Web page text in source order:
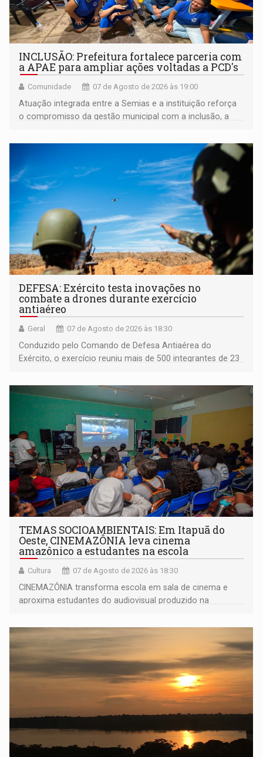
INCLUSÃO: Prefeitura fortalece parceria com
a APAE para ampliar ações voltadas a PCD's
Comunidade 07 de Agosto de 2026 às 19:00
Atuação integrada entre a Semias e a instituição reforça
o compromisso da gestão municipal com a inclusão, a
DEFESA: Exército testa inovações no
combate a drones durante exercício
antiaéreo
Geral 07 de Agosto de 2026 às 18:30
Conduzido pelo Comando de Defesa Antiaérea do
Exército, o exercício reuniu mais de 500 integrantes de 23
TEMAS SOCIOAMBIENTAIS: Em Itapuã do
Oeste, CINEMAZÔNIA leva cinema
amazônico a estudantes na escola
Cultura 07 de Agosto de 2026 às 18:30
CINEMAZÔNIA transforma escola em sala de cinema e
aproxima estudantes do audiovisual produzido na